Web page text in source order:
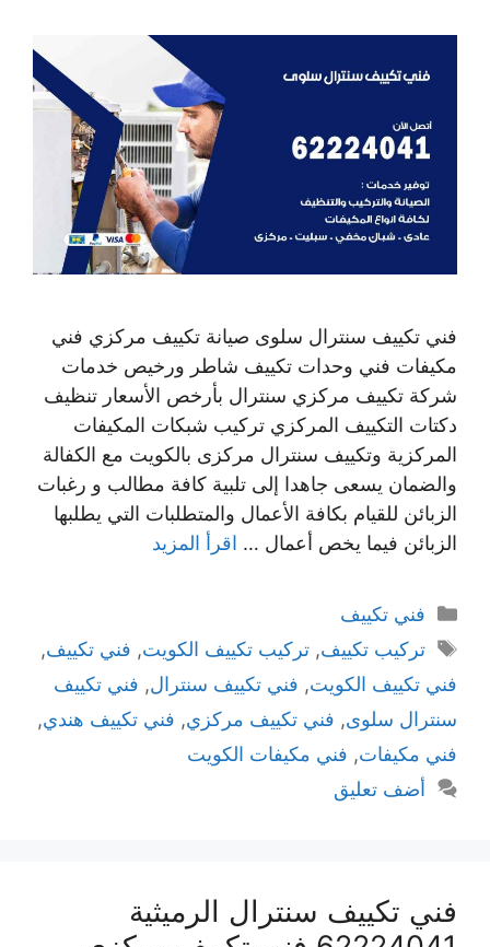
فني تكييف سنترال سلوى صيانة تكييف مركزي فني
مكيفات فني وحدات تكييف شاطر ورخيص خدمات
شركة تكييف مركزي سنترال بأرخص الأسعار تنظيف
دكتات التكييف المركزي تركيب شبكات المكيفات
المركزية وتكييف سنترال مركزى بالكويت مع الكفالة
والضمان يسعى جاهدا إلى تلبية كافة مطالب و رغبات
الزبائن للقيام بكافة الأعمال والمتطلبات التي يطلبها
الزبائن فيما يخص أعمال … اقرأ المزيد
التصنيفات
فني تكييف
الوسوم
تركيب تكييف, تركيب تكييف الكويت, فني تكييف,
فني تكييف الكويت, فني تكييف سنترال, فني تكييف
سنترال سلوى, فني تكييف مركزي, فني تكييف هندي,
فني مكيفات, فني مكيفات الكويت
أضف تعليق
فني تكييف سنترال الرميثية